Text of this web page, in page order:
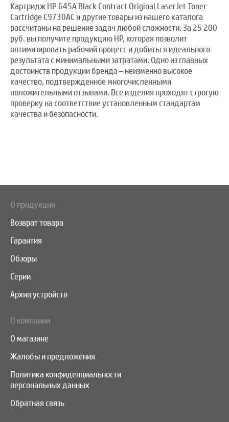
Картридж HP 645А Black Contract Original LaserJet Toner
Cartridge C9730AC и другие товары из нашего каталога
рассчитаны на решение задач любой сложности. За 25 200
руб. вы получите продукцию HP, которая позволит
оптимизировать рабочий процесс и добиться идеального
результата с минимальными затратами. Одно из главных
достоинств продукции бренда – неизменно высокое
качество, подтвержденное многочисленными
положительными отзывами. Все изделия проходят строгую
проверку на соответствие установленным стандартам
качества и безопасности.
О продукции
Возврат товара
Гарантия
Обзоры
Серии
Архив устройств
О компании
О магазине
Жалобы и предложения
Политика конфиденциальности
персональных данных
Обратная связь